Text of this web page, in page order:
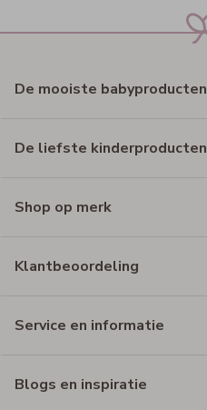
De mooiste babyproducten
De liefste kinderproducten
Shop op merk
Klantbeoordeling
Service en informatie
Blogs en inspiratie